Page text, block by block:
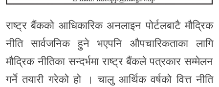
राष्ट्र बैंकको आधिकारिक अनलाइन पोर्टलबाटै मौद्रिक
नीति सार्वजनिक हुने भएपनि औपचारिकताका लागि
मौद्रिक नीतिका सन्दर्भमा राष्ट्र बैंकले पत्रकार सम्मेलन
गर्ने तयारी गरेको हो । चालु आर्थिक वर्षको वित्त नीति